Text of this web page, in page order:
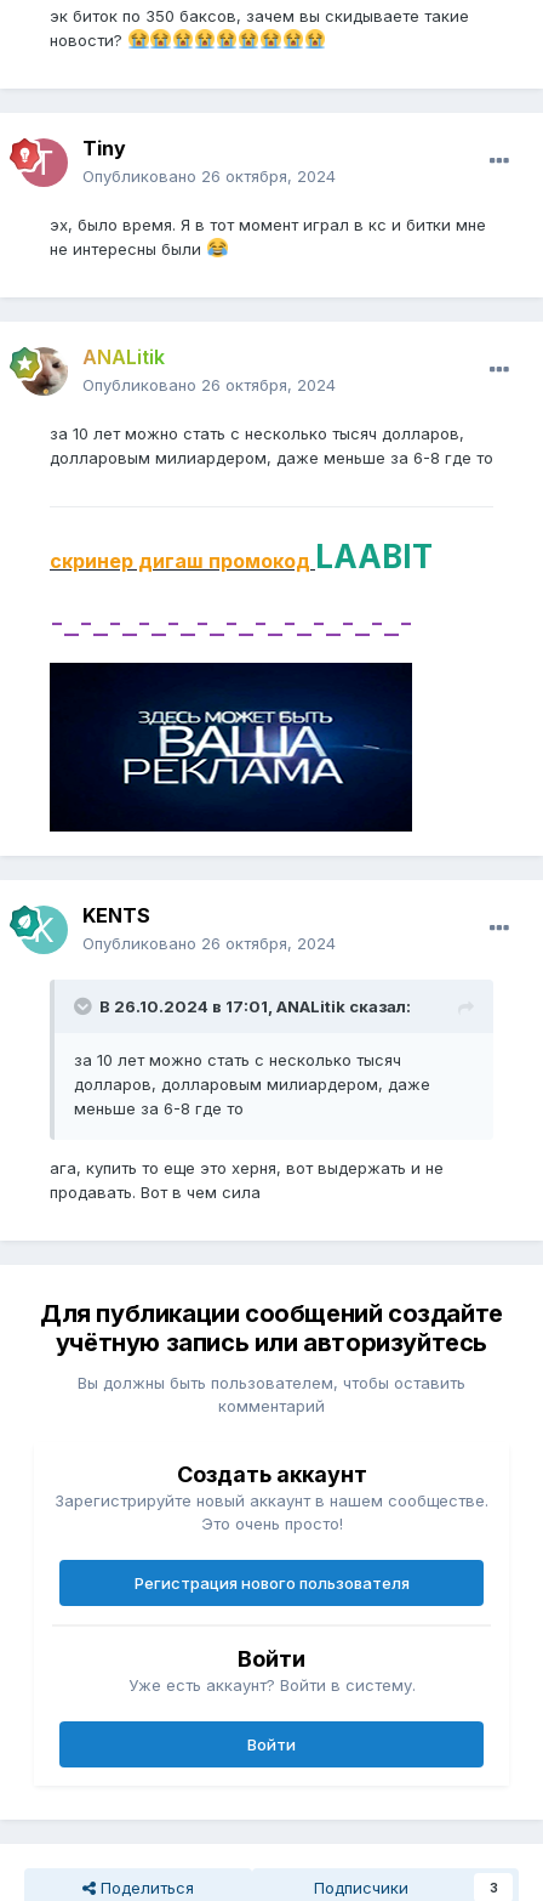
эк биток по 350 баксов, зачем вы скидываете такие
новости?
Tiny
Опубликовано 26 октября, 2024
эх, было время. Я в тот момент играл в кс и битки мне
не интересны были
ANALitik
Опубликовано 26 октября, 2024
за 10 лет можно стать с несколько тысяч долларов,
долларовым милиардером, даже меньше за 6-8 где то
скринер дигаш промокод LAABIT
-_-_-_-_-_-_-_-_-_-_-_-_-
KENTS
Опубликовано 26 октября, 2024
В 26.10.2024 в 17:01, ANALitik сказал:
за 10 лет можно стать с несколько тысяч
долларов, долларовым милиардером, даже
меньше за 6-8 где то
ага, купить то еще это херня, вот выдержать и не
продавать. Вот в чем сила
Для публикации сообщений создайте
учётную запись или авторизуйтесь
Вы должны быть пользователем, чтобы оставить
комментарий
Создать аккаунт
Зарегистрируйте новый аккаунт в нашем сообществе.
Это очень просто!
Регистрация нового пользователя
Войти
Уже есть аккаунт? Войти в систему.
Войти
Поделиться Подписчики 3